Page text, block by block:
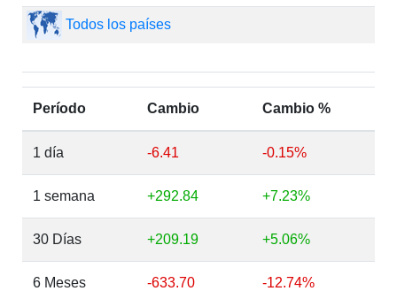
Todos los países
Período Cambio Cambio %
1 día -6.41 -0.15%
1 semana +292.84 +7.23%
30 Días +209.19 +5.06%
6 Meses -633.70 -12.74%